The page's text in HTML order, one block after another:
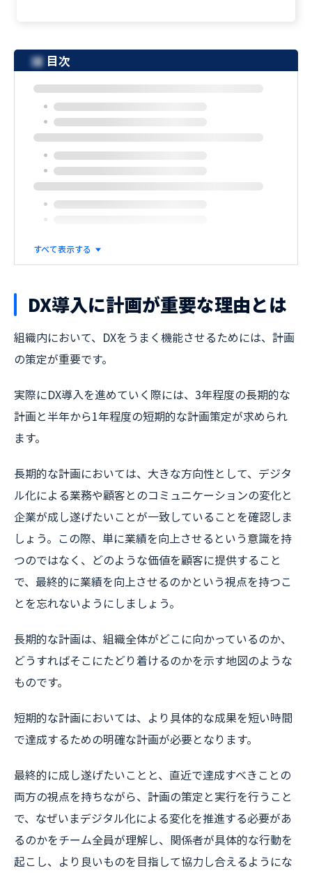
目次
すべて表示する
DX導入に計画が重要な理由とは
組織内において、DXをうまく機能させるためには、計画
の策定が重要です。
実際にDX導入を進めていく際には、3年程度の長期的な
計画と半年から1年程度の短期的な計画策定が求められ
ます。
長期的な計画においては、大きな方向性として、デジタ
ル化による業務や顧客とのコミュニケーションの変化と
企業が成し遂げたいことが一致していることを確認しま
しょう。この際、単に業績を向上させるという意識を持
つのではなく、どのような価値を顧客に提供すること
で、最終的に業績を向上させるのかという視点を持つこ
とを忘れないようにしましょう。
長期的な計画は、組織全体がどこに向かっているのか、
どうすればそこにたどり着けるのかを示す地図のような
ものです。
短期的な計画においては、より具体的な成果を短い時間
で達成するための明確な計画が必要となります。
最終的に成し遂げたいことと、直近で達成すべきことの
両方の視点を持ちながら、計画の策定と実行を行うこと
で、なぜいまデジタル化による変化を推進する必要があ
るのかをチーム全員が理解し、関係者が具体的な行動を
起こし、より良いものを目指して協力し合えるようにな